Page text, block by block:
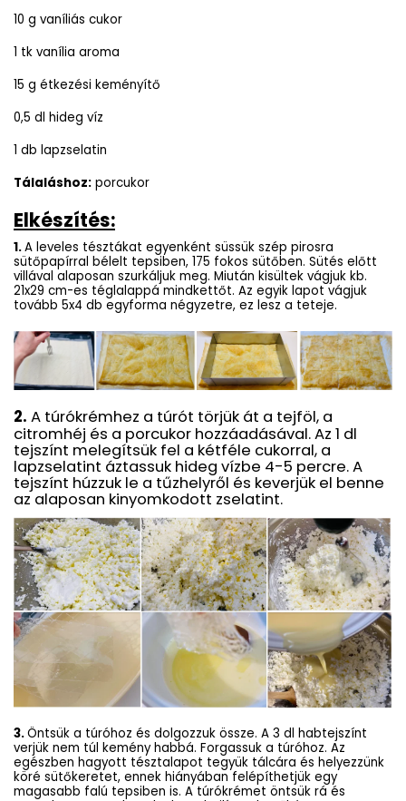
10 g vaníliás cukor
1 tk vanília aroma
15 g étkezési keményítő
0,5 dl hideg víz
1 db lapzselatin
Tálaláshoz: porcukor
Elkészítés:
1.A leveles tésztákat egyenként süssük szép pirosra
sütőpapírral bélelt tepsiben, 175 fokos sütőben. Sütés előtt
villával alaposan szurkáljuk meg. Miután kisültek vágjuk kb.
21x29 cm-es téglalappá mindkettőt. Az egyik lapot vágjuk
tovább 5x4 db egyforma négyzetre, ez lesz a teteje.
2. A túrókrémhez a túrót törjük át a tejföl, a
citromhéj és a porcukor hozzáadásával. Az 1 dl
tejszínt melegítsük fel a kétféle cukorral, a
lapzselatint áztassuk hideg vízbe 4-5 percre. A
tejszínt húzzuk le a tűzhelyről és keverjük el benne
az alaposan kinyomkodott zselatint.
3.Öntsük a túróhoz és dolgozzuk össze. A 3 dl habtejszínt
verjük nem túl kemény habbá. Forgassuk a túróhoz. Az
egészben hagyott tésztalapot tegyük tálcára és helyezzünk
köré sütőkeretet, ennek hiányában felépíthetjük egy
magasabb falú tepsiben is. A túrókrémet öntsük rá és